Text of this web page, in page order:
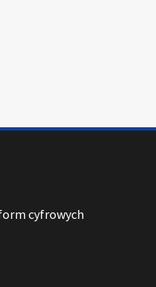
cyfrowych